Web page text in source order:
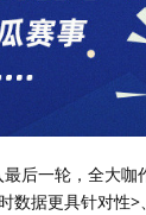
后一轮，全大咖
数据更具针对性